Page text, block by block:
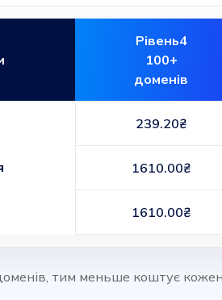
Рівень4
100+
доменів
239.20₴
1610.00₴
1610.00₴
тим меньше коштує